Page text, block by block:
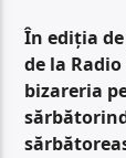
În ediția
de la
bizareria